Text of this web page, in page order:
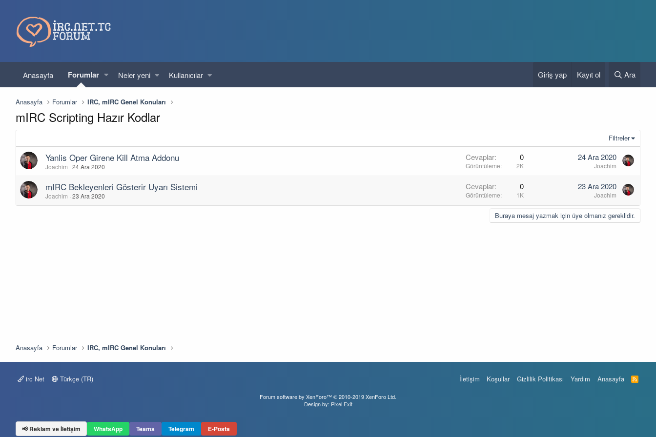
Anasayfa Forumlar Neler yeni Kullanıcılar Giriş yap Kayıt ol Ara
Anasayfa Forumlar IRC, mIRC Genel Konuları
mIRC Scripting Hazır Kodlar
Filtreler
Yanlis Oper Girene Kill Atma Addonu
Joachim 24 Ara 2020
Cevaplar 0
Görüntüleme 2K
24 Ara 2020
Joachim
mIRC Bekleyenleri Gösterir Uyarı Sistemi
Joachim 23 Ara 2020
Cevaplar 0
Görüntüleme 1K
23 Ara 2020
Joachim
Buraya mesaj yazmak için üye olmanız gereklidir.
Anasayfa Forumlar IRC, mIRC Genel Konuları
irc Net Türkçe (TR) İletişim Koşullar Gizlilik Politikası Yardım Anasayfa
R
S
Forum software by XenForo™© 2010-2019 XenForo Ltd.
Design by: Pixel Exit
📢 Reklam ve İletişim WhatsApp Teams Telegram E-Posta